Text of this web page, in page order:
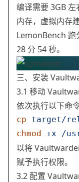
编译需要 3GB
内存，虚拟内存
LemonBench 跑
28 分 54 秒。
三、安装
3.1 移动
依次执行以下命令
cp target/
chmod +x /
以将
赋予执行权限。
3.2 配置